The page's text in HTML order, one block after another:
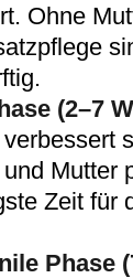
Ohne
(2–7
Mutter
Zeit für
Phase